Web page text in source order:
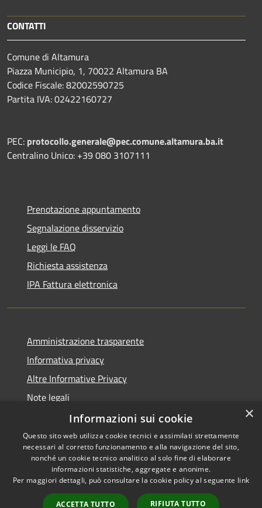
CONTATTI
Comune di Altamura
Piazza Municipio, 1, 70022 Altamura BA
Codice Fiscale: 82002590725
Partita IVA: 02422160727
PEC: protocollo.generale@pec.comune.altamura.ba.it
Centralino Unico: +39 080 3107111
Prenotazione appuntamento
Segnalazione disservizio
Leggi le FAQ
Richiesta assistenza
IPA Fattura elettronica
Amministrazione trasparente
Informativa privacy
Altre Informative Privacy
Note legali
Dichiarazione di accessibilità
RSS
Accessibilità
Copyright © 2026 • Comune di
Municipium• Accesso
×
Informazioni sui cookie
Questo sito web utilizza cookie tecnici e assimilati strettamente
necessari al corretto funzionamento e alla navigazione del sito,
nonché un cookie tecnico analitico al solo fine di elaborare
informazioni statistiche, aggregate e anonime.
Per maggiori dettagli, può consultare la cookie policy al seguente link
ACCETTA TUTTO RIFIUTA TUTTO